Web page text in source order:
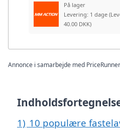
På lager
Levering: 1 dage
40.00 DKK)
Annonce i samarbejde med PriceRunner
1) 10 populære